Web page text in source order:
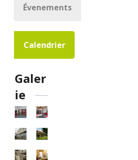
Évenements
Calendrier
Galer
ie